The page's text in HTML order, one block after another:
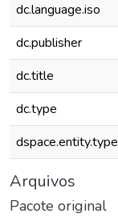
dc.language.iso
dc.publisher
dc.title
dc.type
dspace.entity.type
Arquivos
Pacote original